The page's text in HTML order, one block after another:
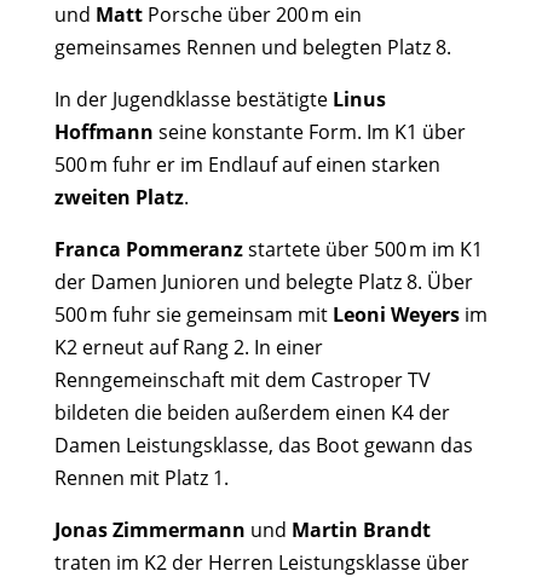
und MattPorscheüber 200 m ein
gemeinsames Rennen und belegten Platz 8.
In der Jugendklasse bestätigte Linus
Hoffmann seine konstante Form. Im K1 über
500 m fuhr er im Endlauf auf einen starken
zweiten Platz.
Franca Pommeranzstartete über 500 m im K1
der Damen Junioren und belegte Platz 8. Über
500 m fuhr sie gemeinsam mit Leoni Weyersim
K2 erneut auf Rang 2. In einer
Renngemeinschaft mit dem Castroper TV
bildeten die beiden außerdem einen K4 der
Damen Leistungsklasse, das Boot gewann das
Rennen mit Platz 1.
Jonas Zimmermann und Martin Brandt
traten im K2 der Herren Leistungsklasse über